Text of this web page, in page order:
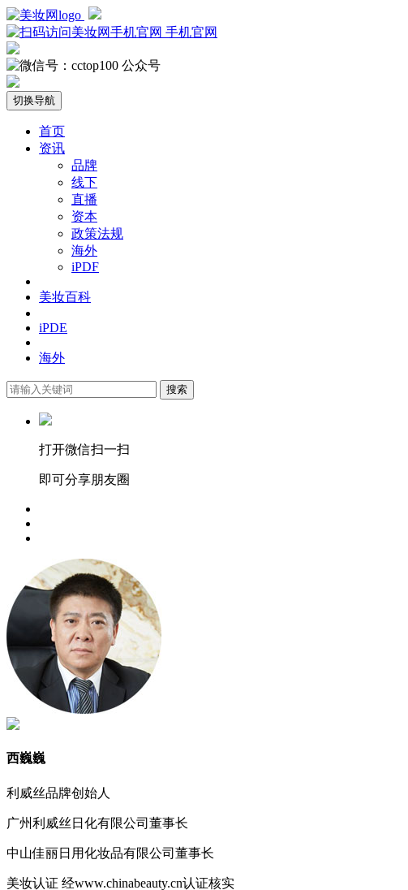
手机官网
公众号
切换导航
首页
资讯
品牌
线下
直播
资本
政策法规
海外
iPDF
美妆百科
iPDE
海外
搜索
打开微信扫一扫
即可分享朋友圈
西巍巍
利威丝品牌创始人
广州利威丝日化有限公司董事长
中山佳丽日用化妆品有限公司董事长
美妆认证 经www.chinabeauty.cn认证核实